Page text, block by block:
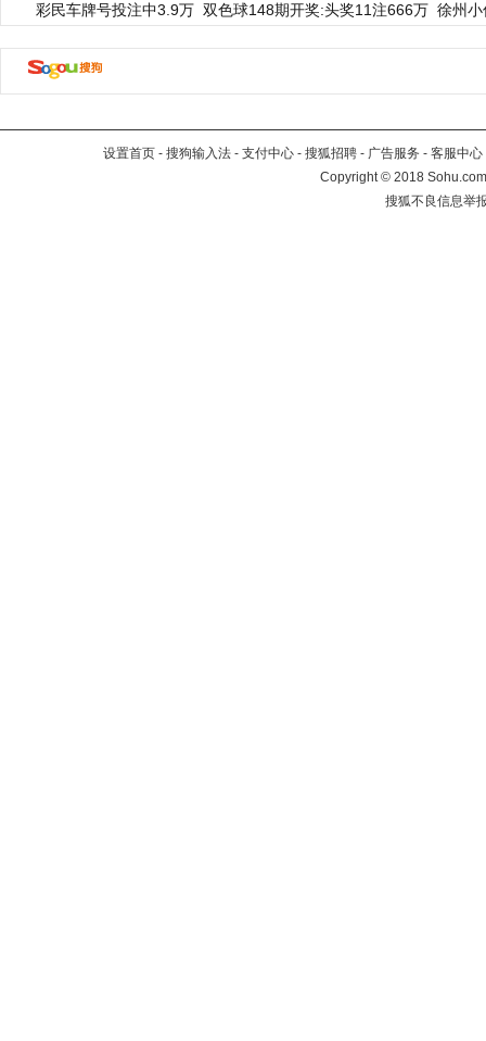
彩民车牌号投注中3.9万 双色球148期开奖:头奖11注666万 徐州
设置首页 - 搜狗输入法 - 支付中心 - 搜狐招聘 - 广告服务 - 客服中心
Copyright©2018
搜狐不良信息举